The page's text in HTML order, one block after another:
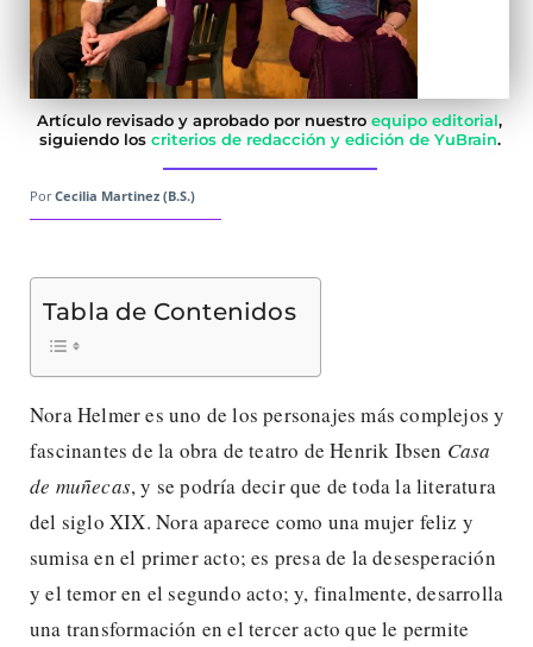
Artículo revisado y aprobado por nuestro equipo editorial,
siguiendo los criterios de redacción y edición de YuBrain.
Por Cecilia Martinez (B.S.)
Tabla de Contenidos
Nora Helmer es uno de los personajes más complejos y
fascinantes de la obra de teatro de Henrik Ibsen Casa
de muñecas, y se podría decir que de toda la literatura
del siglo XIX. Nora aparece como una mujer feliz y
sumisa en el primer acto; es presa de la desesperación
y el temor en el segundo acto; y, finalmente, desarrolla
una transformación en el tercer acto que le permite